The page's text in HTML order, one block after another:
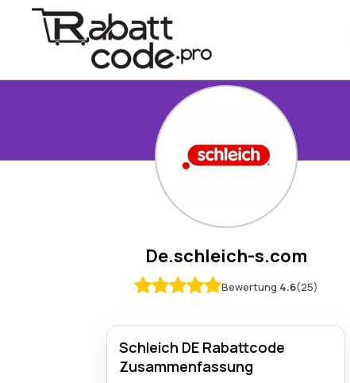
De.schleich-s.com
Bewertung 4.6(25)
Schleich DE Rabattcode
Zusammenfassung